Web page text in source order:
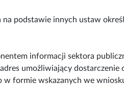
podstawie innych ustaw
informacji sektora
umożliwiający dostarczenie
w formie wskazanych we